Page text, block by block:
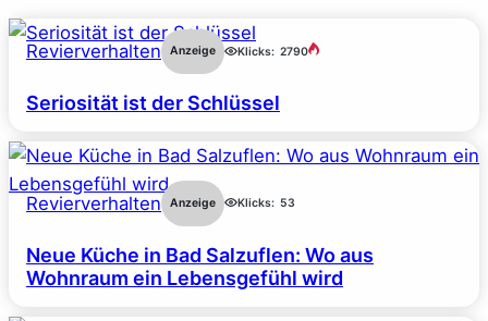
Revierverhalten Anzeige Klicks: 2790
Seriosität ist der Schlüssel
Revierverhalten Anzeige Klicks: 53
Neue Küche in Bad Salzuflen: Wo aus
Wohnraum ein Lebensgefühl wird